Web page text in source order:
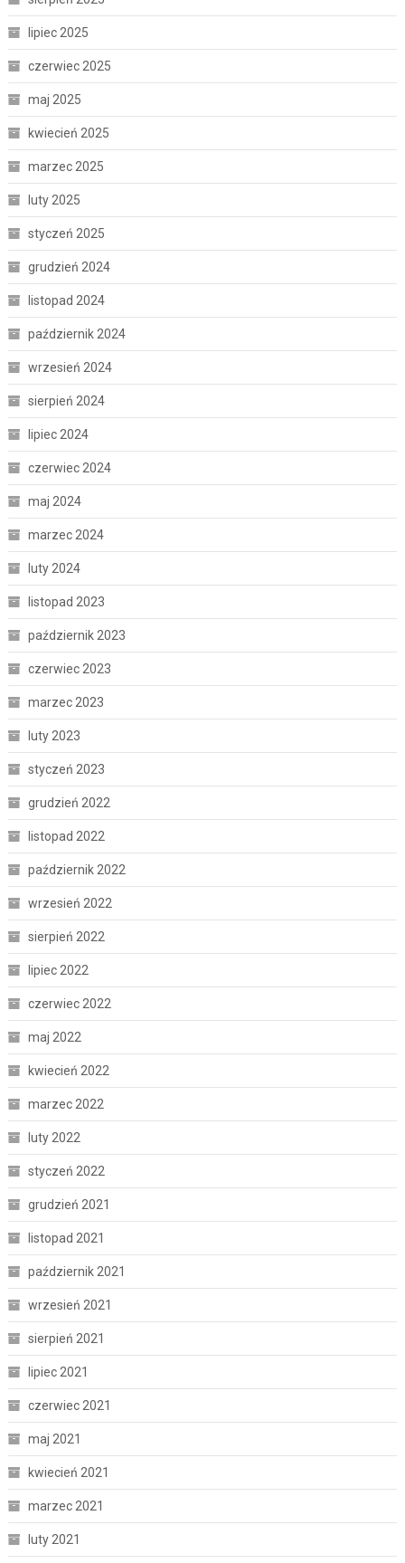
lipiec 2025
czerwiec 2025
maj 2025
kwiecień 2025
marzec 2025
luty 2025
styczeń 2025
grudzień 2024
listopad 2024
październik 2024
wrzesień 2024
sierpień 2024
lipiec 2024
czerwiec 2024
maj 2024
marzec 2024
luty 2024
listopad 2023
październik 2023
czerwiec 2023
marzec 2023
luty 2023
styczeń 2023
grudzień 2022
listopad 2022
październik 2022
wrzesień 2022
sierpień 2022
lipiec 2022
czerwiec 2022
maj 2022
kwiecień 2022
marzec 2022
luty 2022
styczeń 2022
grudzień 2021
listopad 2021
październik 2021
wrzesień 2021
sierpień 2021
lipiec 2021
czerwiec 2021
maj 2021
kwiecień 2021
marzec 2021
luty 2021